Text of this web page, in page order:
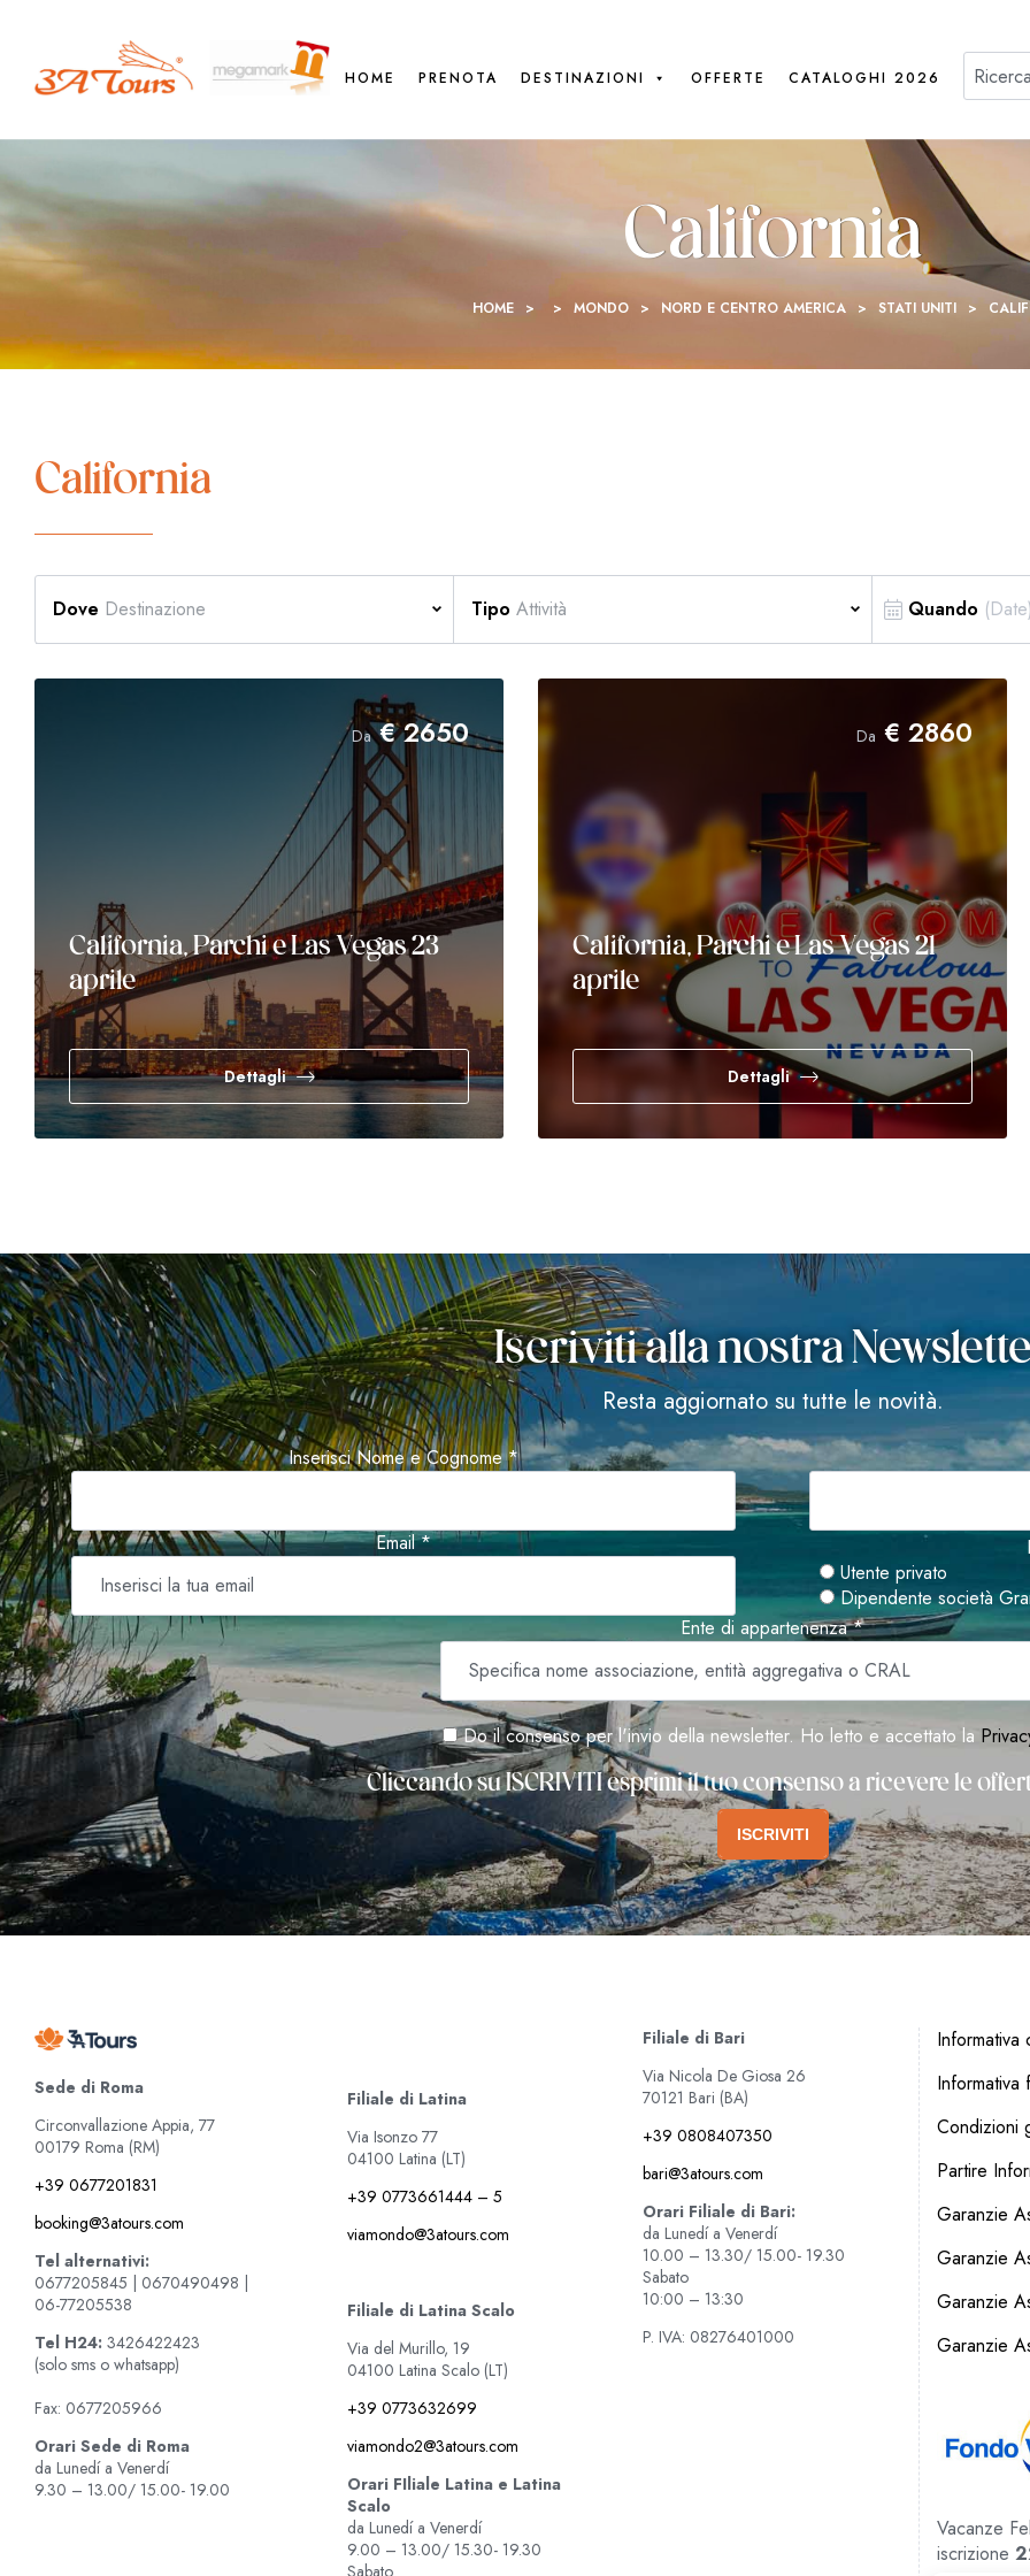
HOME PRENOTA DESTINAZIONI OFFERTE CATALOGHI 2026
California
HOME > > MONDO > NORD E CENTRO AMERICA > STATI UNITI >
California
Dove Destinazione Tipo Attività Quando
Da €2650
California, Parchi e Las Vegas 23
aprile
Dettagli
Da € 2860
California, Parchi e Las Vegas 21
aprile
Dettagli
Iscriviti alla nostra
Resta aggiornato su tutte le novità.
Inserisci Nome e Cognome *
Email *
Utente privato
Dipendente società
Ente di appartenenza *
Do il consenso per l'invio della newsletter. Ho letto e accettato la
Cliccando su ISCRIVITI esprimi il tuo consenso a ricevere le
ISCRIVITI
Sede di Roma
Circonvallazione Appia, 77
00179 Roma (RM)
+39 0677201831
booking@3atours.com
Tel alternativi:
0677205845 | 0670490498 |
06-77205538
Tel H24: 3426422423
(solo sms o whatsapp)
Fax: 0677205966
Orari Sede di Roma
da Lunedí a Venerdí
9.30 – 13.00/ 15.00- 19.00
Filiale di Latina
Via Isonzo 77
04100 Latina (LT)
+39 0773661444 – 5
viamondo@3atours.com
Filiale di Latina Scalo
Via del Murillo, 19
04100 Latina Scalo (LT)
+39 0773632699
viamondo2@3atours.com
Orari FIliale Latina e Latina
Scalo
da Lunedí a Venerdí
9.00 – 13.00/ 15.30- 19.30
Sabato
Filiale di Bari
Via Nicola De Giosa 26
70121 Bari (BA)
+39 0808407350
bari@3atours.com
Orari Filiale di Bari:
da Lunedí a Venerdí
10.00 – 13.30/ 15.00- 19.30
Sabato
10:00 – 13:30
P. IVA: 08276401000
Informativa
Informativa
Condizioni
Partire
Garanzie
Garanzie
Garanzie
Garanzie
Vacanze
iscrizione